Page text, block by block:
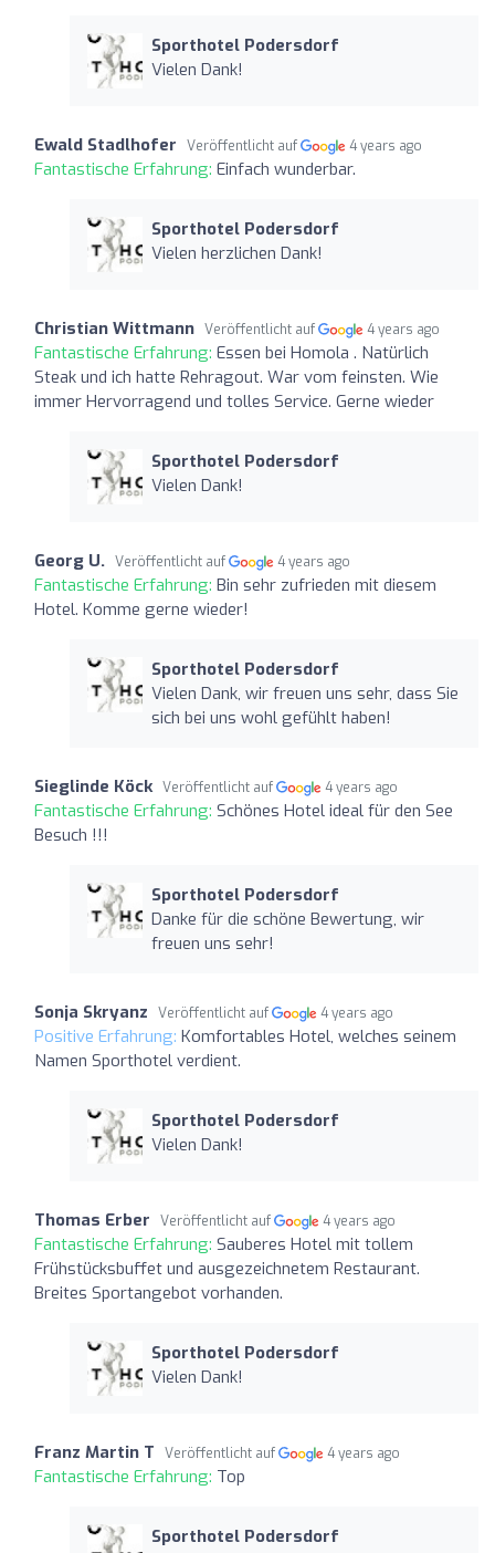
Sporthotel Podersdorf
Vielen Dank!
Ewald Stadlhofer Veröffentlicht auf 4 years ago
Fantastische Erfahrung: Einfach wunderbar.
Sporthotel Podersdorf
Vielen herzlichen Dank!
Christian Wittmann Veröffentlicht auf 4 years ago
Fantastische Erfahrung: Essen bei Homola . Natürlich
Steak und ich hatte Rehragout. War vom feinsten. Wie
immer Hervorragend und tolles Service. Gerne wieder
Sporthotel Podersdorf
Vielen Dank!
Georg U. Veröffentlicht auf 4 years ago
Fantastische Erfahrung: Bin sehr zufrieden mit diesem
Hotel. Komme gerne wieder!
Sporthotel Podersdorf
Vielen Dank, wir freuen uns sehr, dass Sie
sich bei uns wohl gefühlt haben!
Sieglinde Köck Veröffentlicht auf 4 years ago
Fantastische Erfahrung: Schönes Hotel ideal für den See
Besuch !!!
Sporthotel Podersdorf
Danke für die schöne Bewertung, wir
freuen uns sehr!
Sonja Skryanz Veröffentlicht auf 4 years ago
Positive Erfahrung: Komfortables Hotel, welches seinem
Namen Sporthotel verdient.
Sporthotel Podersdorf
Vielen Dank!
Thomas Erber Veröffentlicht auf 4 years ago
Fantastische Erfahrung: Sauberes Hotel mit tollem
Frühstücksbuffet und ausgezeichnetem Restaurant.
Breites Sportangebot vorhanden.
Sporthotel Podersdorf
Vielen Dank!
Franz Martin T Veröffentlicht auf 4 years ago
Fantastische Erfahrung: Top
Sporthotel Podersdorf